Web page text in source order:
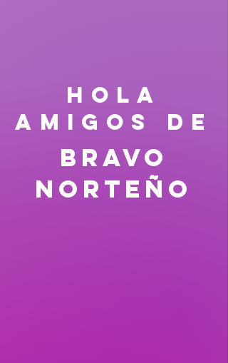
HOLA
AMIGOS DE
Bravo
Norteño